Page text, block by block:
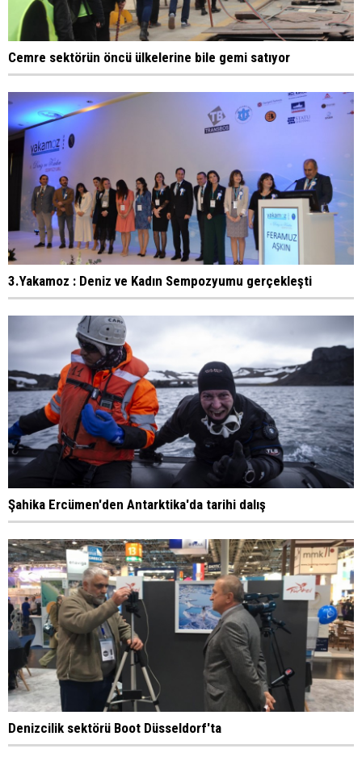
Cemre sektörün öncü ülkelerine bile gemi satıyor
3.Yakamoz : Deniz ve Kadın Sempozyumu gerçekleşti
Şahika Ercümen'den Antarktika'da tarihi dalış
Denizcilik sektörü Boot Düsseldorf'ta